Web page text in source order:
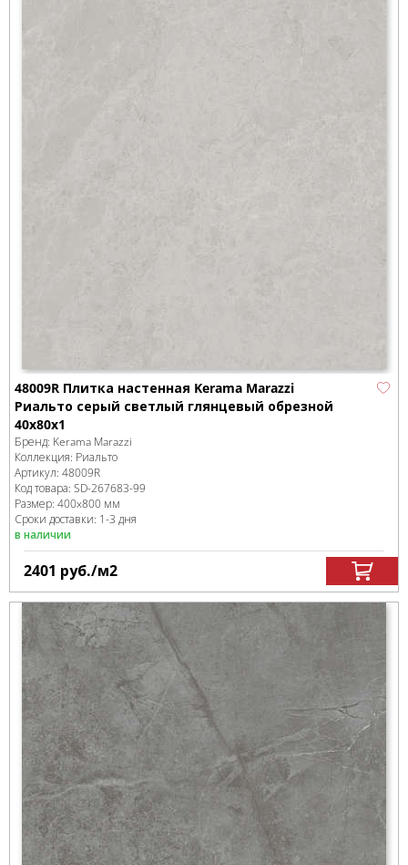
48009R Плитка настенная Kerama Marazzi
Риальто серый светлый глянцевый обрезной
40x80x1
Бренд: Kerama Marazzi
Коллекция: Риальто
Артикул: 48009R
Код товара: SD-267683-99
Размер: 400x800 мм
Сроки доставки: 1-3 дня
в наличии
2401 руб./м2